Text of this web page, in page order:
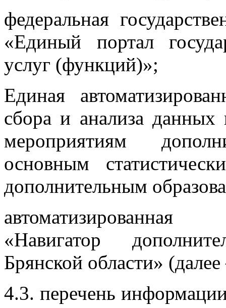
федеральная
«Единый портал
услуг (функций)»;
Единая
сбора и анализа
мероприятиям
основным
дополнительным
«Навигатор
Брянской области»
4.3. перечень